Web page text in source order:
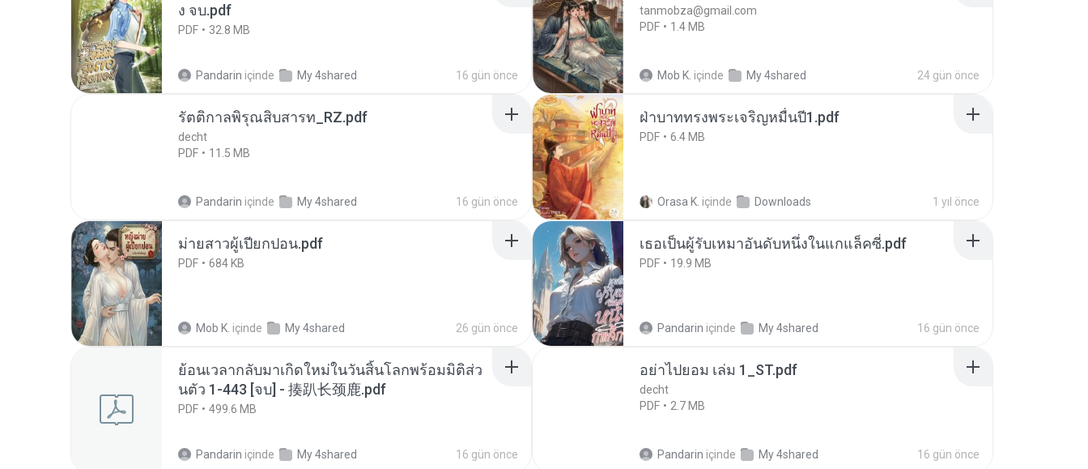
ง จบ.pdf
PDF 32.8 MB
Pandarin içinde My 4shared 16 gün önce
tanmobza@gmail.com
PDF
1.4 MB
Mob K. içinde My 4shared 24 gün önce
รัตติกาลพิรุณสิบสารท_RZ.pdf
decht
PDF
11.5 MB
Pandarin içinde My 4shared 16 gün önce
ฝ่าบาททรงพระเจริญหมื่นปี1.pdf
PDF 6.4 MB
Orasa K. içinde Downloads 1 yıl önce
ม่ายสาวผู้เปียกปอน.pdf
PDF 684 KB
Mob K. içinde My 4shared 26 gün önce
เธอเป็นผู้รับเหมาอันดับหนึ่งในแกแล็คซี่.pdf
PDF 19.9 MB
Pandarin içinde My 4shared 16 gün önce
ย้อนเวลากลับมาเกิดใหม่ในวันสิ้นโลกพร้อมมิติส่ว
นตัว 1-443 [จบ] - 揍趴长颈鹿.pdf
PDF 499.6 MB
Pandarin içinde My 4shared 16 gün önce
อย่าไปยอม เล่ม 1_ST.pdf
decht
PDF
2.7 MB
Pandarin içinde My 4shared 16 gün önce